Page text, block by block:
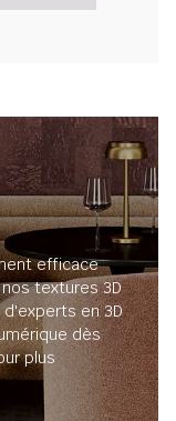
efficace
textures 3D
en 3D
dès
plus